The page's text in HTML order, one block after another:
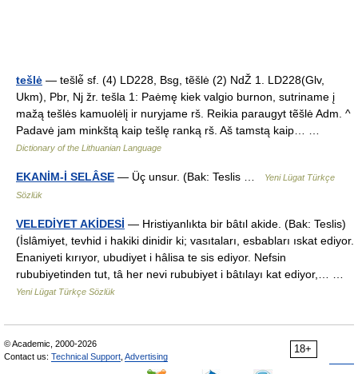
tešlė — tešlė̃ sf. (4) LD228, Bsg, tẽšlė (2) NdŽ 1. LD228(Glv,
Ukm), Pbr, Nj žr. tešla 1: Paėmę kiek valgio burnon, sutriname į
mažą tešlės kamuolėlį ir nuryjame rš. Reikia paraugyt tẽšlė Adm. ^
Padavė jam minkštą kaip tešlę ranką rš. Aš tamstą kaip… …
Dictionary of the Lithuanian Language
EKANİM-İ SELÂSE — Üç unsur. (Bak: Teslis …
Yeni Lügat Türkçe
Sözlük
VELEDİYET AKİDESİ — Hristiyanlıkta bir bâtıl akide. (Bak: Teslis)
(İslâmiyet, tevhid i hakiki dinidir ki; vasıtaları, esbabları ıskat ediyor.
Enaniyeti kırıyor, ubudiyet i hâlisa te sis ediyor. Nefsin
rububiyetinden tut, tâ her nevi rububiyet i bâtılayı kat ediyor,… …
Yeni Lügat Türkçe Sözlük
18+
© Academic, 2000-2026
Contact us: Technical Support Advertising